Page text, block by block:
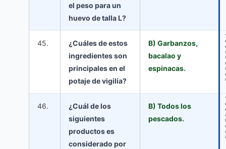
el peso para un
huevo de talla L?
45.
¿Cuáles de estos
ingredientes son
principales en el
potaje de vigilia?
B) Garbanzos,
bacalao y
espinacas.
46.
¿Cuál de los
siguientes
productos es
considerado por
B) Todos los
pescados.